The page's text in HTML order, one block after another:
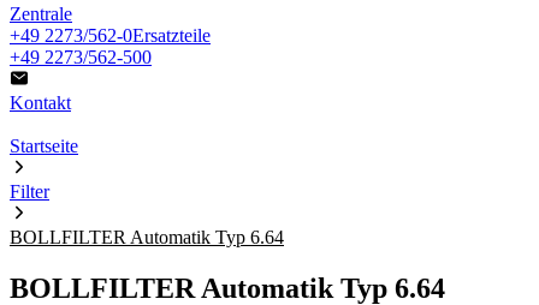
Zentrale
+49 2273/562-0Ersatzteile
+49 2273/562-500
Kontakt
Startseite
Filter
BOLLFILTER Automatik Typ 6.64
BOLLFILTER Automatik Typ 6.64